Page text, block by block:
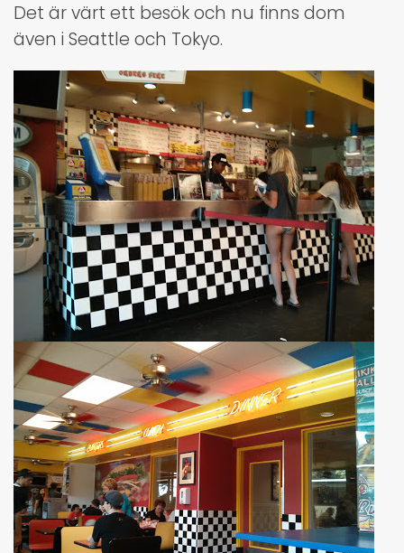
Det är värt ett besök och nu finns dom
även i Seattle och Tokyo.